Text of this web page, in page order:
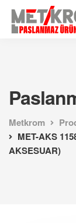
Metkrom
MET-AKS
AKSESUAR)